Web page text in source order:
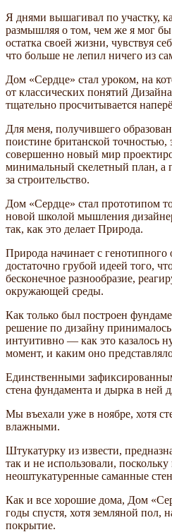
Я днями вышагивал по участку,
размышляя о том, чем же я мог бы
остатка своей жизни, чувствуя
что больше не лепил ничего из
Дом «Сердце» стал уроком, на
от классических понятий
тщательно просчитывается
Для меня, получившего
поистине британской точностью,
совершенно новый мир
минимальный скелетный план, а
за строительство.
Дом «Сердце» стал прототипом
новой школой мышления
так, как это делает Природа.
Природа начинает с генотипного
достаточно грубой идеей того,
бесконечное разнообразие,
окружающей среды.
Как только был построен
решение по дизайну
интуитивно — как это казалось
момент, и каким оно
Единственными
стена фундамента и дырка в ней
Мы въехали уже в ноябре, хотя
влажными.
Штукатурку из извести,
так и не использовали, поскольку
неоштукатуренные саманные
Как и все хорошие дома, Дом
годы спустя, хотя земляной пол,
покрытие.